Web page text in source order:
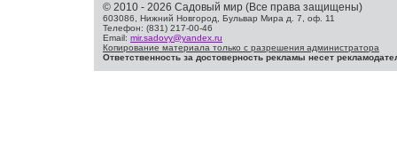
© 2010 - 2026 Садовый мир (Все права защищены)
603086, Нижний Новгород, Бульвар Мира д. 7, оф. 11
Телефон: (831) 217-00-46
Email: mir.sadovy@yandex.ru
Копирование материала только с разрешения администратора
Ответственность за достоверность рекламы несет